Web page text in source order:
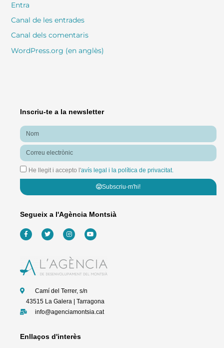
Entra
Canal de les entrades
Canal dels comentaris
WordPress.org (en anglès)
Inscriu-te a la newsletter
Nom
Correu
electrònic
He llegit i accepto l'avís legal i la política de privacitat.
Subscriu-m'hi!
Segueix a l'Agència Montsià
F
a
c
o
o
k
T
w
i
e
I
n
s
g
r
a
Y
o
u
b
e
Camí del Terrer, s/n
43515 La Galera | Tarragona
info@agenciamontsia.cat
Enllaços d'interès